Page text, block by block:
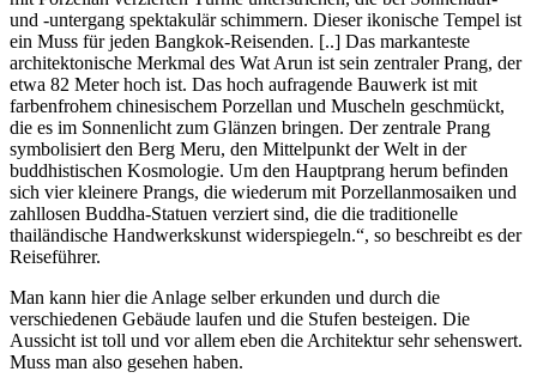
und -untergang spektakulär schimmern. Dieser ikonische Tempel ist
ein Muss für jeden Bangkok-Reisenden. [..] Das markanteste
architektonische Merkmal des Wat Arun ist sein zentraler Prang, der
etwa 82 Meter hoch ist. Das hoch aufragende Bauwerk ist mit
farbenfrohem chinesischem Porzellan und Muscheln geschmückt,
die es im Sonnenlicht zum Glänzen bringen. Der zentrale Prang
symbolisiert den Berg Meru, den Mittelpunkt der Welt in der
buddhistischen Kosmologie. Um den Hauptprang herum befinden
sich vier kleinere Prangs, die wiederum mit Porzellanmosaiken und
zahllosen Buddha-Statuen verziert sind, die die traditionelle
thailändische Handwerkskunst widerspiegeln.“, so beschreibt es der
Reiseführer.
Man kann hier die Anlage selber erkunden und durch die
verschiedenen Gebäude laufen und die Stufen besteigen. Die
Aussicht ist toll und vor allem eben die Architektur sehr sehenswert.
Muss man also gesehen haben.